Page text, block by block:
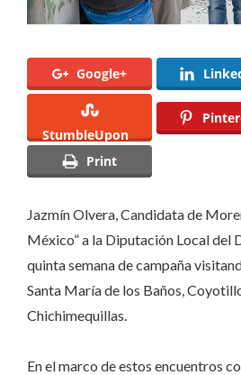
Google+
StumbleUpon
Print
Jazmín Olvera, Candidata de
México” a la Diputación Local del
quinta semana de campaña
Santa María de los Baños,
Chichimequillas.
En el marco de estos encuentros